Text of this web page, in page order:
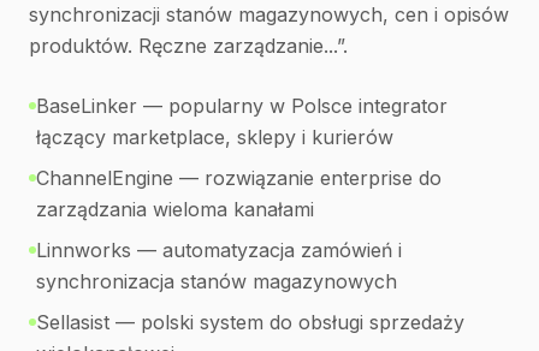
synchronizacji stanów magazynowych, cen i opisów
produktów. Ręczne zarządzanie...”.
BaseLinker — popularny w Polsce integrator
łączący marketplace, sklepy i kurierów
ChannelEngine — rozwiązanie enterprise do
zarządzania wieloma kanałami
Linnworks — automatyzacja zamówień i
synchronizacja stanów magazynowych
Sellasist — polski system do obsługi sprzedaży